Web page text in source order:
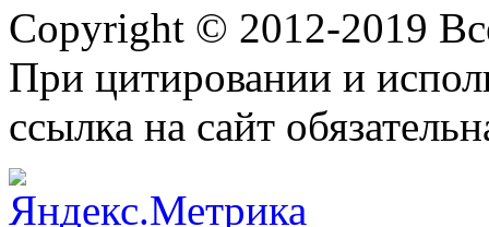
Copyright © 2012-2019
При цитировании и
ссылка на сайт